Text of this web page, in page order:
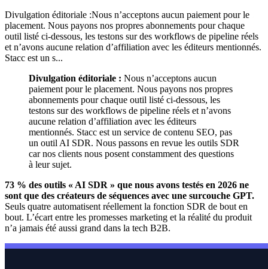
Divulgation éditoriale :Nous n’acceptons aucun paiement pour le
placement. Nous payons nos propres abonnements pour chaque
outil listé ci-dessous, les testons sur des workflows de pipeline réels
et n’avons aucune relation d’affiliation avec les éditeurs mentionnés.
Stacc est un s...
Divulgation éditoriale : Nous n’acceptons aucun
paiement pour le placement. Nous payons nos propres
abonnements pour chaque outil listé ci-dessous, les
testons sur des workflows de pipeline réels et n’avons
aucune relation d’affiliation avec les éditeurs
mentionnés. Stacc est un service de contenu SEO, pas
un outil AI SDR. Nous passons en revue les outils SDR
car nos clients nous posent constamment des questions
à leur sujet.
73 % des outils « AI SDR » que nous avons testés en 2026 ne
sont que des créateurs de séquences avec une surcouche GPT.
Seuls quatre automatisent réellement la fonction SDR de bout en
bout. L’écart entre les promesses marketing et la réalité du produit
n’a jamais été aussi grand dans la tech B2B.